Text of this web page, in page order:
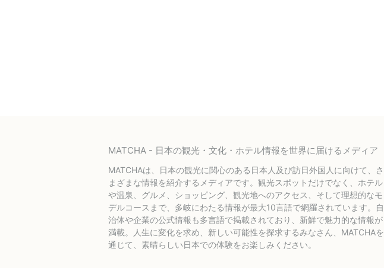
MATCHA - 日本の観光・文化・ホテル情報を世界に届けるメディア
MATCHAは、日本の観光に関心のある日本人及び訪日外国人に向けて、さ
まざまな情報を紹介するメディアです。観光スポットだけでなく、ホテル
や温泉、グルメ、ショッピング、観光地へのアクセス、そして理想的なモ
デルコースまで、多岐にわたる情報が最大10言語で網羅されています。自
治体や企業の公式情報も多言語で掲載されており、新鮮で魅力的な情報が
満載。人生に変化を求め、新しい可能性を探求するみなさん、MATCHAを
通じて、素晴らしい日本での体験をお楽しみください。